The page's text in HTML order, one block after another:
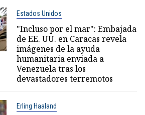
Estados Unidos
"Incluso por el mar": Embajada
de EE. UU. en Caracas revela
imágenes de la ayuda
humanitaria enviada a
Venezuela tras los
devastadores terremotos
Erling Haaland